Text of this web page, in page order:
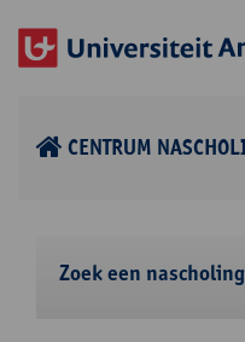
CENTRUM
Zoek een nascholing